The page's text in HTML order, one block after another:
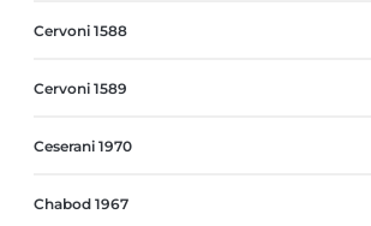
Cervoni 1588
Cervoni 1589
Ceserani 1970
Chabod 1967